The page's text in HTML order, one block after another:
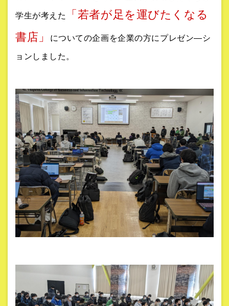
学生が考えた
「若者が足を運びたくなる
書店」
についての企画を企業の方にプレゼン―シ
ョンしました。